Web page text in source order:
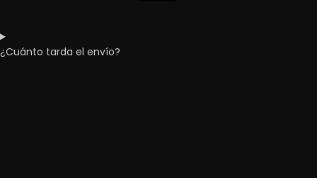
¿Cuánto tarda el envío?